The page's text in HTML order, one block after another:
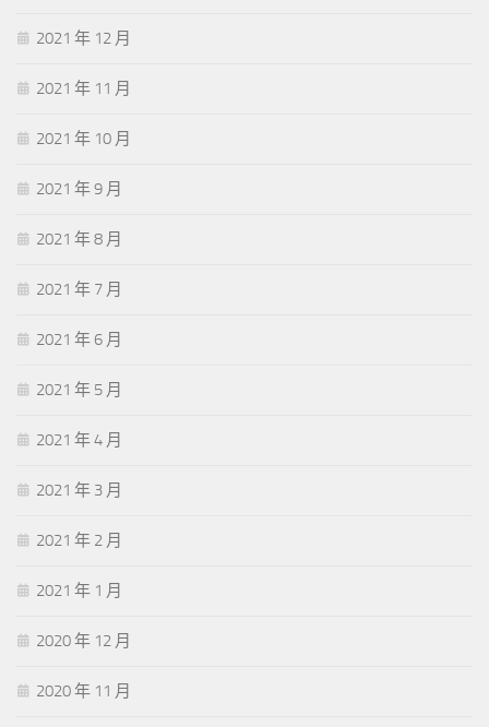
2021 年 12 月
2021 年 11 月
2021 年 10 月
2021 年 9 月
2021 年 8 月
2021 年 7 月
2021 年 6 月
2021 年 5 月
2021 年 4 月
2021 年 3 月
2021 年 2 月
2021 年 1 月
2020 年 12 月
2020 年 11 月